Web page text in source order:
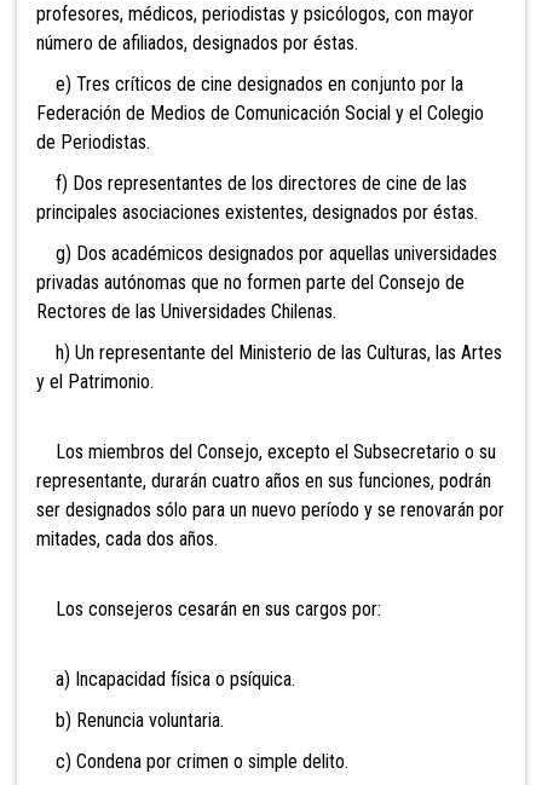
profesores, médicos, periodistas y psicólogos, con mayor
número de afiliados, designados por éstas.
e) Tres críticos de cine designados en conjunto por la
Federación de Medios de Comunicación Social y el Colegio
de Periodistas.
f) Dos representantes de los directores de cine de las
principales asociaciones existentes, designados por éstas.
g) Dos académicos designados por aquellas universidades
privadas autónomas que no formen parte del Consejo de
Rectores de las Universidades Chilenas.
h) Un representante del Ministerio de las Culturas, las Artes
y el Patrimonio.
Los miembros del Consejo, excepto el Subsecretario o su
representante, durarán cuatro años en sus funciones, podrán
ser designados sólo para un nuevo período y se renovarán por
mitades, cada dos años.
Los consejeros cesarán en sus cargos por:
a) Incapacidad física o psíquica.
b) Renuncia voluntaria.
c) Condena por crimen o simple delito.